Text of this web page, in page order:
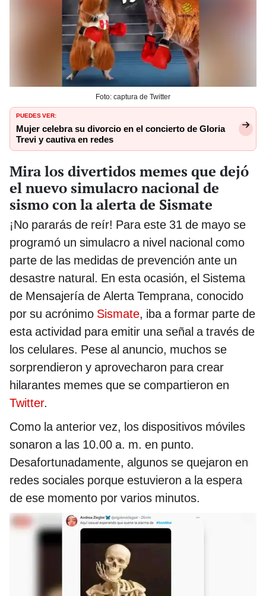
Foto: captura de Twitter
PUEDES VER:
Mujer celebra su divorcio en el concierto de Gloria
Trevi y cautiva en redes
Mira los divertidos memes que dejó
el nuevo simulacro nacional de
sismo con la alerta de Sismate
¡No pararás de reír! Para este 31 de mayo se
programó un simulacro a nivel nacional como
parte de las medidas de prevención ante un
desastre natural. En esta ocasión, el Sistema
de Mensajería de Alerta Temprana, conocido
por su acrónimo Sismate, iba a formar parte de
esta actividad para emitir una señal a través de
los celulares. Pese al anuncio, muchos se
sorprendieron y aprovecharon para crear
hilarantes memes que se compartieron en
Twitter.
Como la anterior vez, los dispositivos móviles
sonaron a las 10.00 a. m. en punto.
Desafortunadamente, algunos se quejaron en
redes sociales porque estuvieron a la espera
de ese momento por varios minutos.